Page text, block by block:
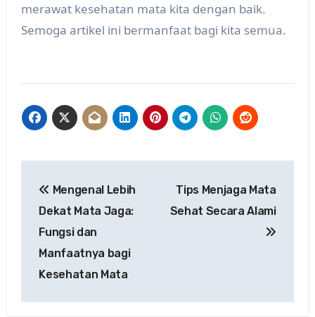
merawat kesehatan mata kita dengan baik.
Semoga artikel ini bermanfaat bagi kita semua.
navigation
Mengenal Lebih
Dekat Mata Jaga:
Fungsi dan
Manfaatnya bagi
Kesehatan Mata
Tips Menjaga Mata
Sehat Secara Alami